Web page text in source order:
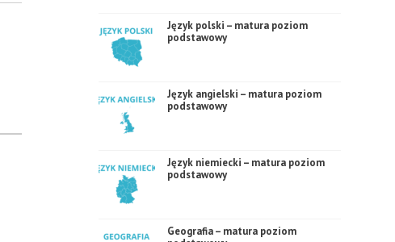
Język polski – matura poziom
podstawowy
Język angielski – matura poziom
podstawowy
Język niemiecki – matura poziom
podstawowy
Geografia – matura poziom